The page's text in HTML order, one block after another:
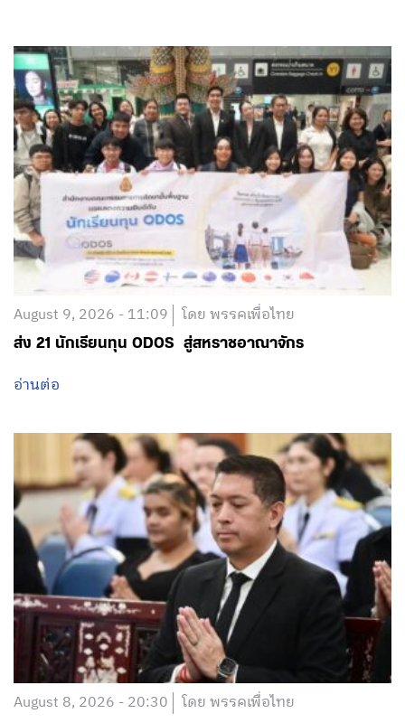
August 9, 2026 - 11:09 โดย พรรคเพื่อไทย
ส่ง 21 นักเรียนทุน ODOS สู่สหราชอาณาจักร
อ่านต่อ
August 8, 2026 - 20:30 โดย พรรคเพื่อไทย